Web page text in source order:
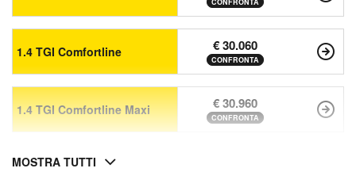
1.4 TGI Comfortline € 30.060
CONFRONTA
1.4 TGI Comfortline Maxi € 30.960
CONFRONTA
MOSTRA TUTTI